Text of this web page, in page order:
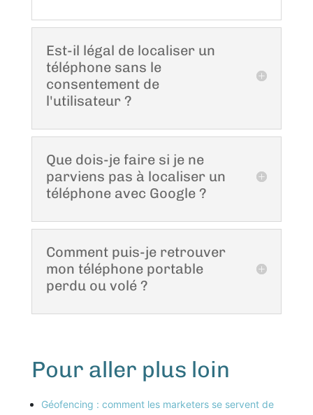
Est-il légal de localiser un
téléphone sans le
consentement de
l'utilisateur ?
Que dois-je faire si je ne
parviens pas à localiser un
téléphone avec Google ?
Comment puis-je retrouver
mon téléphone portable
perdu ou volé ?
Pour aller plus loin
Géofencing : comment les marketers se servent de